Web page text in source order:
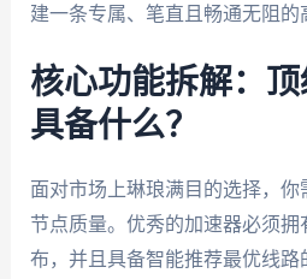
建一条专属、笔直且畅通无阻的
核心功能拆解：
具备什么？
面对市场上琳琅满目的选择，
节点质量。优秀的加速器必须拥
布，并且具备智能推荐最优线